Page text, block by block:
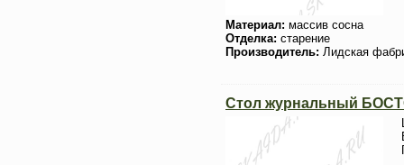
Материал: массив сосна
Отделка: старение
Производитель: Лидская
Стол журнальный